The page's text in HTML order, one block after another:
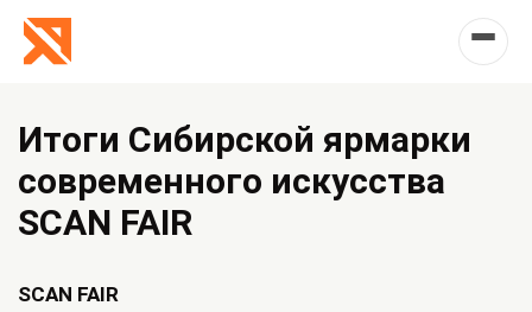
Итоги Сибирской ярмарки
современного искусства
SCAN FAIR
SCAN FAIR